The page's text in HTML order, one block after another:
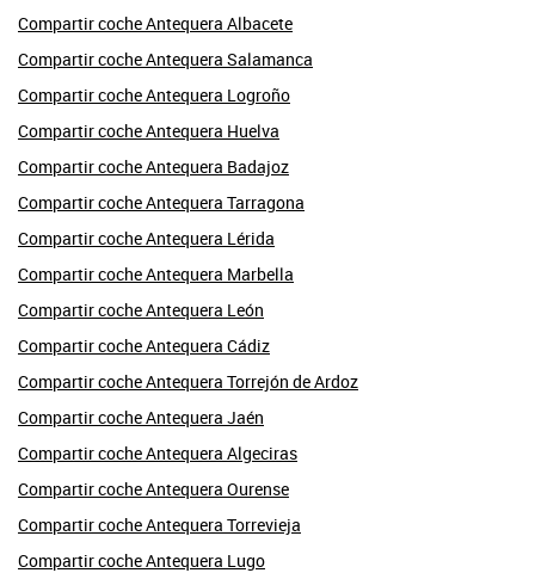
Compartir coche Antequera Albacete
Compartir coche Antequera Salamanca
Compartir coche Antequera Logroño
Compartir coche Antequera Huelva
Compartir coche Antequera Badajoz
Compartir coche Antequera Tarragona
Compartir coche Antequera Lérida
Compartir coche Antequera Marbella
Compartir coche Antequera León
Compartir coche Antequera Cádiz
Compartir coche Antequera Torrejón de Ardoz
Compartir coche Antequera Jaén
Compartir coche Antequera Algeciras
Compartir coche Antequera Ourense
Compartir coche Antequera Torrevieja
Compartir coche Antequera Lugo